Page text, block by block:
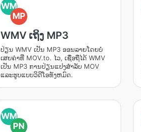
WM
MP
WMV ເຖິງ MP3
ປ່ຽນ WMV ເປັນ MP3 ອອນລາຍໂດຍບໍ່
ເສຍຄ່າທີ່ MOV.to. ໄວ, ເຊື່ອຖືໄດ້ WMV
ເປັນ MP3 ການປ່ຽນແປງສໍາລັບ MOV
ແລະຮູບແບບວິດີໂອທັງຫມົດ.
WM
PN